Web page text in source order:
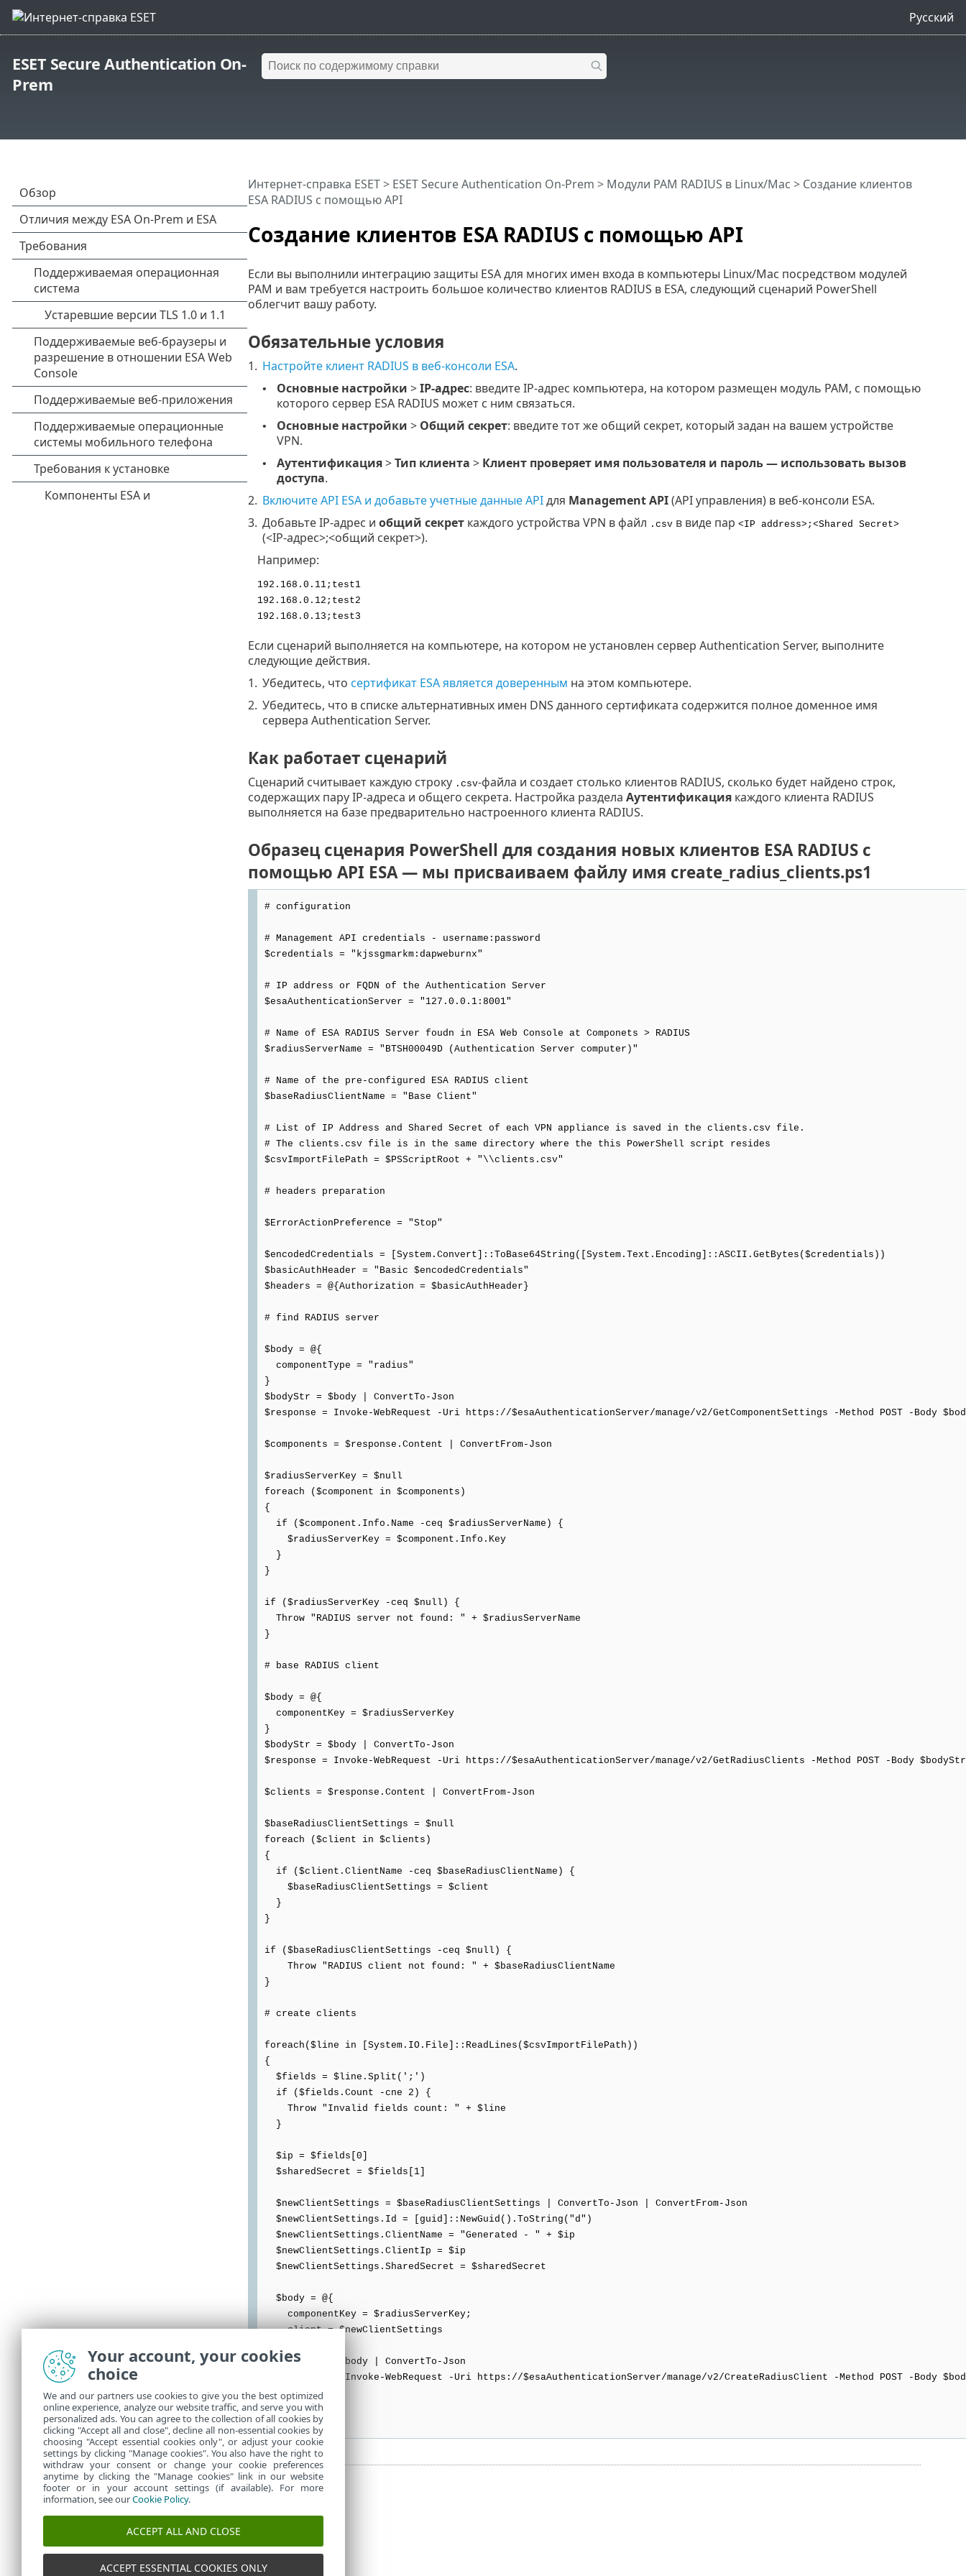
Русский
ESET Secure Authentication On-
Prem
Создание клиентов ESA RADIUS с помощью API
Интернет-справка ESET> ESET Secure Authentication On-Prem > Модули PAM RADIUS в Linux/Mac > Создание клиентов
ESA RADIUS с помощью API
Если вы выполнили интеграцию защиты ESA для многих имен входа в компьютеры Linux/Mac посредством модулей
PAM и вам требуется настроить большое количество клиентов RADIUS в ESA, следующий сценарий PowerShell
облегчит вашу работу.
Обязательные условия
1. Настройте клиент RADIUS в веб-консоли ESA.
• Основные настройки >IP-адрес: введите IP-адрес компьютера, на котором размещен модуль PAM, с помощью
которого сервер ESA RADIUS может с ним связаться.
• Основные настройки > Общий секрет: введите тот же общий секрет, который задан на вашем устройстве
VPN.
• Аутентификация>Тип клиента > Клиент проверяет имя пользователя и пароль — использовать вызов
доступа.
2. Включите API ESA и добавьте учетные данные APIдля Management API(API управления) в веб-консоли ESA.
3. Добавьте IP-адрес и общий секреткаждого устройства VPN в файл .csvв виде пар <IP address>;<Shared Secret>
(<IP-адрес>;<общий секрет>).
Например:
192.168.0.11;test1
192.168.0.12;test2
192.168.0.13;test3
Если сценарий выполняется на компьютере, на котором не установлен сервер Authentication Server, выполните
следующие действия.
1. Убедитесь, что сертификат ESA является доверенным на этом компьютере.
2. Убедитесь, что в списке альтернативных имен DNS данного сертификата содержится полное доменное имя
сервера Authentication Server.
Как работает сценарий
Сценарий считывает каждую строку .csv-файла и создает столько клиентов RADIUS, сколько будет найдено строк,
содержащих пару IP-адреса и общего секрета. Настройка раздела Аутентификациякаждого клиента RADIUS
выполняется на базе предварительно настроенного клиента RADIUS.
Образец сценария PowerShell для создания новых клиентов ESA RADIUS с
помощью API ESA — мы присваиваем файлу имя create_radius_clients.ps1
# configuration
# Management API credentials - username:password
$credentials = "kjssgmarkm:dapweburnx"
# IP address or FQDN of the Authentication Server
$esaAuthenticationServer = "127.0.0.1:8001"
# Name of ESA RADIUS Server foudn in ESA Web Console at Componets > RADIUS
$radiusServerName = "BTSH00049D (Authentication Server computer)"
# Name of the pre-configured ESA RADIUS client
$baseRadiusClientName = "Base Client"
# List of IP Address and Shared Secret of each VPN appliance is saved in the clients.csv file.
# The clients.csv file is in the same directory where the this PowerShell script resides
$csvImportFilePath = $PSScriptRoot + "\\clients.csv"
# headers preparation
$ErrorActionPreference = "Stop"
$encodedCredentials = [System.Convert]::ToBase64String([System.Text.Encoding]::ASCII.GetBytes($credentials))
$basicAuthHeader = "Basic $encodedCredentials"
$headers = @{Authorization = $basicAuthHeader}
# find RADIUS server
$body = @{
componentType = "radius"
}
$bodyStr = $body | ConvertTo-Json
$response = Invoke-WebRequest -Uri https://$esaAuthenticationServer/manage/v2/GetComponentSettings -Method POST -Body
$components = $response.Content | ConvertFrom-Json
$radiusServerKey = $null
foreach ($component in $components)
{
if ($component.Info.Name -ceq $radiusServerName) {
$radiusServerKey = $component.Info.Key
}
}
if ($radiusServerKey -ceq $null) {
Throw "RADIUS server not found: " + $radiusServerName
}
# base RADIUS client
$body = @{
componentKey = $radiusServerKey
}
$bodyStr = $body | ConvertTo-Json
$response = Invoke-WebRequest -Uri https://$esaAuthenticationServer/manage/v2/GetRadiusClients -Method POST -Body
$clients = $response.Content | ConvertFrom-Json
$baseRadiusClientSettings = $null
foreach ($client in $clients)
{
if ($client.ClientName -ceq $baseRadiusClientName) {
$baseRadiusClientSettings = $client
}
}
if ($baseRadiusClientSettings -ceq $null) {
Throw "RADIUS client not found: " + $baseRadiusClientName
}
# create clients
foreach($line in [System.IO.File]::ReadLines($csvImportFilePath))
{
$fields = $line.Split(';')
if ($fields.Count -cne 2) {
Throw "Invalid fields count: " + $line
}
$ip = $fields[0]
$sharedSecret = $fields[1]
$newClientSettings = $baseRadiusClientSettings | ConvertTo-Json | ConvertFrom-Json
$newClientSettings.Id = [guid]::NewGuid().ToString("d")
$newClientSettings.ClientName = "Generated - " + $ip
$newClientSettings.ClientIp = $ip
$newClientSettings.SharedSecret = $sharedSecret
$body = @{
componentKey = $radiusServerKey;
client = $newClientSettings
$bodyStr = $body | ConvertTo-Json
$response = Invoke-WebRequest -Uri https://$esaAuthenticationServer/manage/v2/CreateRadiusClient -Method POST -Body
}
echo "success"
Your account, your cookies
choice
We and our partners use cookies to give you the best optimized
online experience, analyze our website traffic, and serve you with
personalized ads. You can agree to the collection of all cookies by
clicking "Accept all and close", decline all non-essential cookies by
choosing "Accept essential cookies only", or adjust your cookie
settings by clicking "Manage cookies". You also have the right to
withdraw your consent or change your cookie preferences
anytime by clicking the "Manage cookies" link in our website
footer or in your account settings (if available). For more
information, see ourCookie Policy.
ACCEPT ALL AND CLOSE
ACCEPT ESSENTIAL COOKIES ONLY